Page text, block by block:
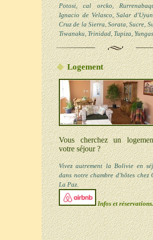
Potosi, cal orcko,
Ignacio de Velasco, Salar
Cruz de la Sierra, Sorata, Sucre,
Tiwanaku, Trinidad, Tupiza,
Logement
Vous cherchez un
votre séjour ?
Vivez autrement la Bolivie en
dans notre chambre d'hôtes chez
La Paz.
Infos et réservations.